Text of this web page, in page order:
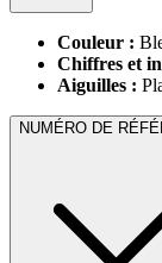
Couleur :
Chiffres et
Aiguilles :
NUMÉRO DE